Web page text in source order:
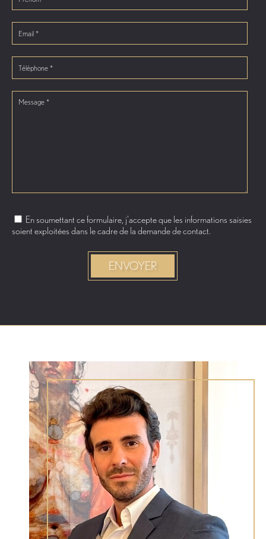
En soumettant ce formulaire, j'accepte que les informations saisies
soient exploitées dans le cadre de la demande de contact.